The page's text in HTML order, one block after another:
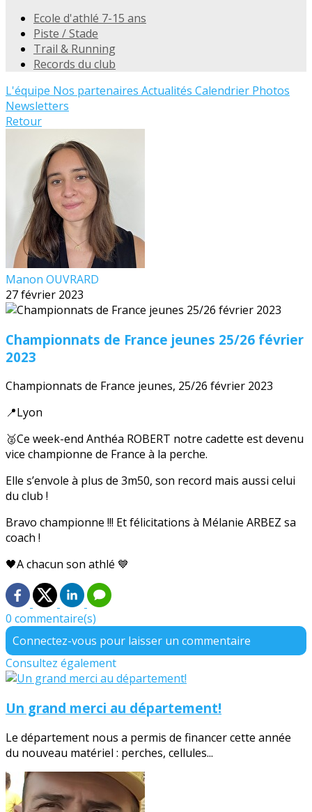
Ecole d'athlé 7-15 ans
Piste / Stade
Trail & Running
Records du club
L'équipe Nos partenaires Actualités Calendrier Photos
Newsletters
Retour
Manon OUVRARD
27 février 2023
Championnats de France jeunes 25/26 février
2023
Championnats de France jeunes, 25/26 février 2023
📍Lyon
🥈Ce week-end Anthéa ROBERT notre cadette est devenu
vice championne de France à la perche.
Elle s’envole à plus de 3m50, son record mais aussi celui
du club !
Bravo championne !!! Et félicitations à Mélanie ARBEZ sa
coach !
🖤A chacun son athlé 💙
0 commentaire(s)
Connectez-vous pour laisser un commentaire
Consultez également
Un grand merci au département!
Le département nous a permis de financer cette année
du nouveau matériel : perches, cellules...